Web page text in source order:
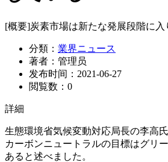
[概要]炭素市場は新たな発展段階に入
分類： 業界ニュース
著者： 管理员
发布时间： 2021-06-27
閲覧数： 0
詳細
生態環境省気候変動対応局長の李高
カーボンニュートラルの目標はグリ
あると述べました。